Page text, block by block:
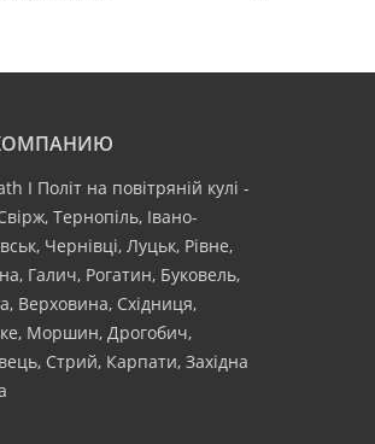
І Політ на повітряній кулі -
Тернопіль, Івано-
Чернівці, Луцьк, Рівне,
Галич, Рогатин, Буковель,
Верховина, Східниця,
Моршин, Дрогобич,
Стрий, Карпати, Західна